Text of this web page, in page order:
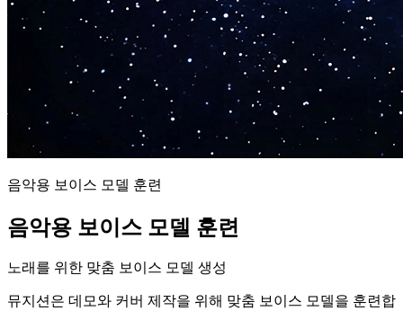
음악용 보이스 모델 훈련
음악용 보이스 모델 훈련
노래를 위한 맞춤 보이스 모델 생성
뮤지션은 데모와 커버 제작을 위해 맞춤 보이스 모델을 훈련합